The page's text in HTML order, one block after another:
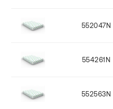
552047N
554261N
552563N